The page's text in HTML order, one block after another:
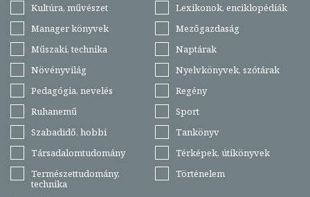
Kultúra, művészet
Lexikonok, enciklopédiák
Manager könyvek
Mezőgazdaság
Műszaki, technika
Naptárak
Növényvilág
Nyelvkönyvek, szótárak
Pedagógia, nevelés
Regény
Ruhanemű
Sport
Szabadidő, hobbi
Tankönyv
Társadalomtudomány
Térképek, útikönyvek
Természettudomány,
technika
Történelem